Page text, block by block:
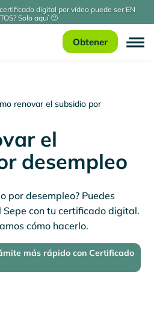
digital por vídeo puede ser EN
Solo aquí 🙂
Obtener
renovar el subsidio por
el
desempleo
por desempleo? Puedes
Sepe con tu certificado digital.
cómo hacerlo.
más rápido con Certificado